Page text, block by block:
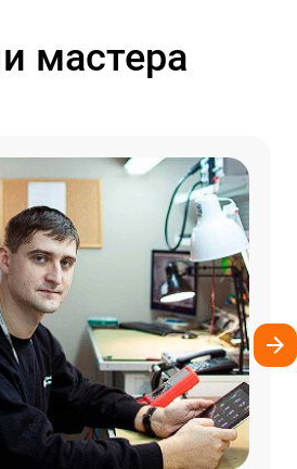
мастера